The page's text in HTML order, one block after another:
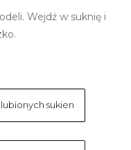
Wejdź w suknię i
sukien